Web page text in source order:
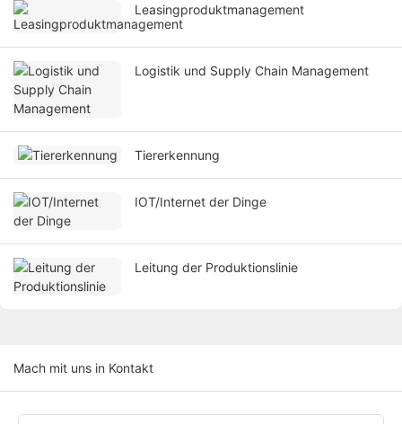
Leasingproduktmanagement
Logistik und Supply Chain Management
Tiererkennung
IOT/Internet der Dinge
Leitung der Produktionslinie
Mach mit uns in Kontakt